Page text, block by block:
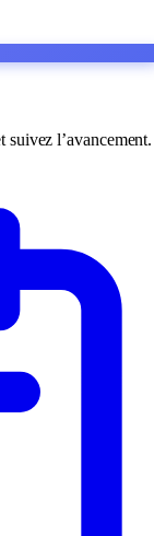
suivez l’avancement.